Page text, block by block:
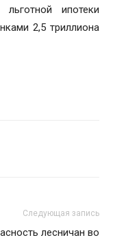
ипотеки
2,5 триллиона
Следующая запись
лесничан во